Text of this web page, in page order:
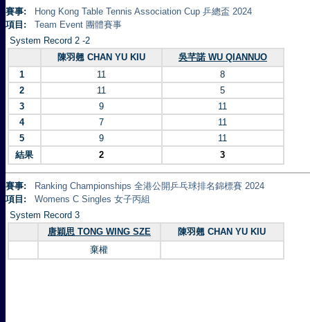
賽事:
Hong Kong Table Tennis Association Cup 乒總盃 2024
項目:
Team Event 團體賽事
System Record 2 -2
陳羽翹 CHAN YU KIU
吳芊諾 WU QIANNUO
1
11
8
2
11
5
3
9
11
4
7
11
5
9
11
結果
2 3
賽事:
Ranking Championships 全港公開乒乓球排名錦標賽 2024
項目:
Womens C Singles 女子丙組
System Record 3
唐穎思 TONG WING SZE
陳羽翹 CHAN YU KIU
棄權